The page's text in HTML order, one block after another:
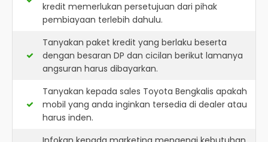
kredit memerlukan persetujuan dari pihak
pembiayaan terlebih dahulu.
Tanyakan paket kredit yang berlaku beserta
dengan besaran DP dan cicilan berikut lamanya
angsuran harus dibayarkan.
Tanyakan kepada sales Toyota Bengkalis apakah
mobil yang anda inginkan tersedia di dealer atau
harus inden.